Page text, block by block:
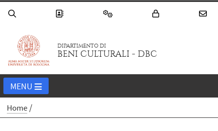
DIPARTIMENTO DI
BENI CULTURALI - DBC
MENU
Home